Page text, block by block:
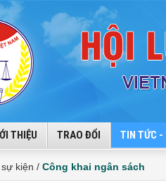
THIỆU TRAO ĐỔI TIN TỨC -
kiện / Công khai ngân sách